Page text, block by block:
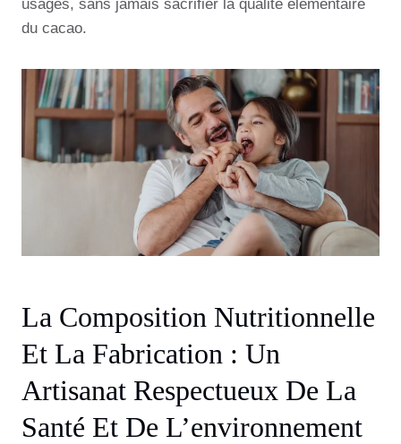
usages, sans jamais sacrifier la qualité élémentaire
du cacao.
La Composition Nutritionnelle
Et La Fabrication : Un
Artisanat Respectueux De La
Santé Et De L’environnement